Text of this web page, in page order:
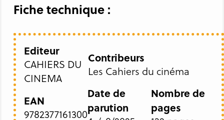
Fiche technique :
Editeur
CAHIERS DU
CINEMA
Contribeurs
Les Cahiers du cinéma
EAN
9782377161300
Date de
parution
Nombre de
pages